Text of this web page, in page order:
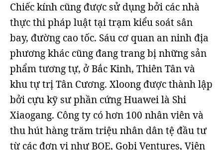
Chiếc kính cũng được sử dụng bởi các nhà
thực thi pháp luật tại trạm kiểu soát sân
bay, đường cao tốc. Sáu cơ quan an ninh địa
phương khác cũng đang trang bị những sản
phẩm tương tự, ở Bắc Kinh, Thiên Tân và
khu tự trị Tân Cương. Xloong được thành lập
bởi cựu kỹ sư phần cứng Huawei là Shi
Xiaogang. Công ty có hơn 100 nhân viên và
thu hút hàng trăm triệu nhân dân tệ đầu tư
từ các đơn vị như BOE, Gobi Ventures, Viện